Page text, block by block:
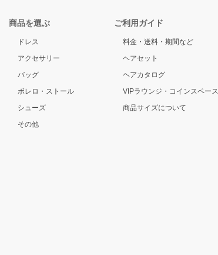
商品を選ぶ
ドレス
アクセサリー
バッグ
ボレロ・ストール
シューズ
その他
ご利用ガイド
料金・送料・期間など
ヘアセット
ヘアカタログ
VIPラウンジ・コインスペース
商品サイズについて